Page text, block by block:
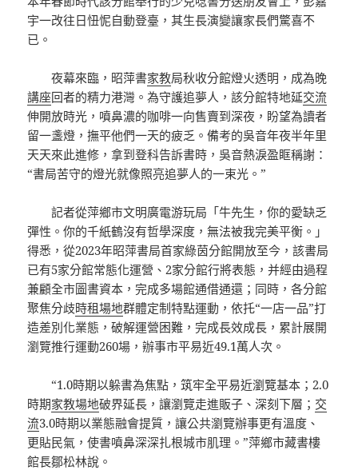
宇一改往日忸怩自動登臺，其生長演變讓家長們驚喜不
已。
夜幕來臨，昭萍書家教局秋收分館燈火透明，成為晚
講座回者的精力港灣。為守護追夢人，該分館特地延交流
伸開放時光，噴鼻濃的咖啡一向售賣到深夜，盼望為讀者
留一盞燈，撫平他們一天的疲乏。備考的吳音年夜半年里
天天來此進修，拿到登科告訴書時，吳音熱淚盈眶稱謝：
“書局苦守的燈光就像照亮追夢人的一束光。”
記者從萍鄉市文明廣電游玩局「牛先生，你的愛缺乏
彈性。你的千紙鶴沒有哲學深度，無法被我完美平衡。」
得悉，從2023年昭萍書局首家綠茵分館開放至今，該書局
已有5家分館常態化運營、2家分館行將表態，并經由過程
兼顧全市圖書資本，完成多場館通借通還；同時，各分館
聚焦分歧時租場地群體定制特點運動，依托“一店一品”打
造差別化業態，破解運營困難，完成長效成長，累計展開
瀏覽推行運動260場，辦事市平易近49.1萬人次。
“1.0時期以躲書為焦點，筑牢全平易近瀏覽基本；2.0
時期家教場地破界延長，讓瀏覽走進販子、深刻下層； 交
流3.0時期以業態融會提質，讓公共瀏覽辦事更有溫度、
更貼民氣，使書噴鼻深深扎根城市肌理。”萍鄉市藏書樓
館長鄒松林說。